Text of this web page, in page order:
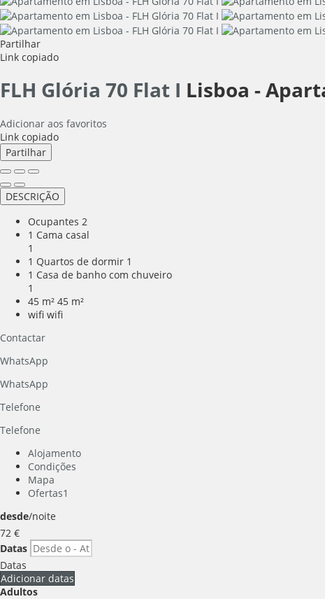
Partilhar
Link copiado
FLH Glória 70 Flat I Lisboa -
Adicionar aos favoritos
Link copiado
Partilhar
DESCRIÇÃO
Ocupantes 2
1 Cama casal
1
1 Quartos de dormir 1
1 Casa de banho com chuveiro
1
45 m² 45 m²
wifi wifi
Contactar
WhatsApp
WhatsApp
Telefone
Telefone
Alojamento
Condições
Mapa
Ofertas1
desde/noite
72 €
Datas
Datas
Adicionar datas
Adultos